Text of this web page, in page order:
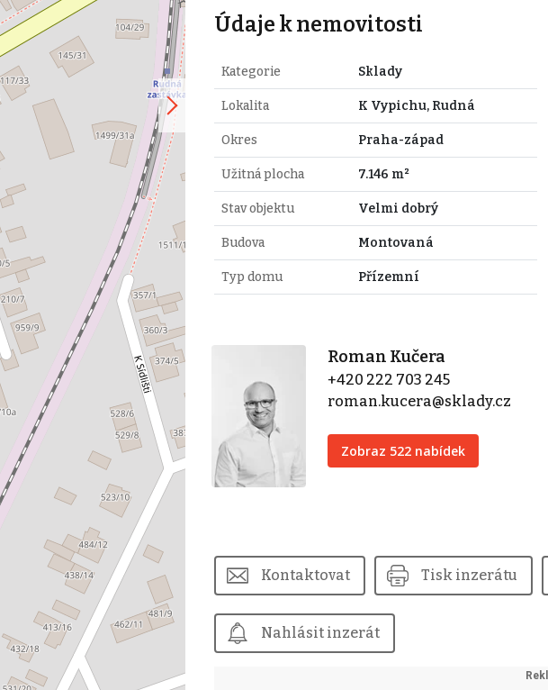
Údaje k nemovitosti
Kategorie Sklady
Lokalita K Vypichu, Rudná
Okres Praha-západ
Užitná plocha 7.146 m²
Stav objektu Velmi dobrý
Budova Montovaná
Typ domu Přízemní
Roman Kučera
+420 222 703 245
roman.kucera@sklady.cz
Zobraz 522 nabídek
Kontaktovat Tisk inzerátu
Nahlásit inzerát